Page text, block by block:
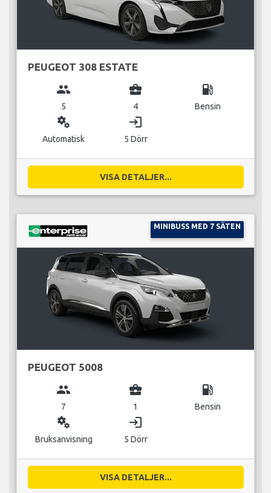
PEUGEOT 308 ESTATE
group
5
business_center
4
local_gas_station
Bensin
miscellaneous_services
Automatisk
login
5 Dörr
VISA DETALJER...
MINIBUSS MED 7 SÄTEN
PEUGEOT 5008
group
7
business_center
1
local_gas_station
Bensin
miscellaneous_services
Bruksanvisning
login
5 Dörr
VISA DETALJER...